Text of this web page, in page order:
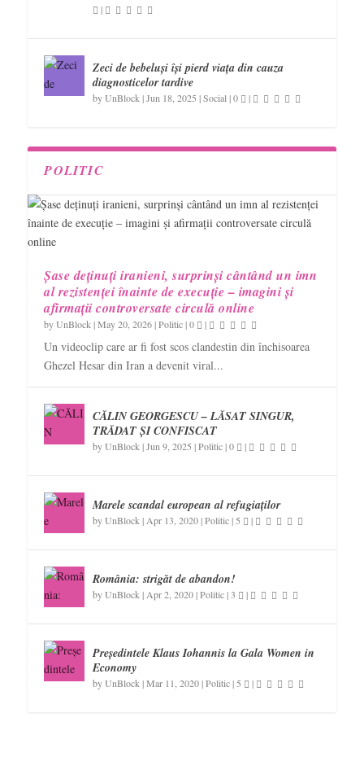
|
Zeci de bebeluși își pierd viața din cauza
diagnosticelor tardive
byUnBlock |Jun 18, 2025 |Social |0 |
POLITIC
Șase deținuți iranieni, surprinși cântând un imn
al rezistenței înainte de execuție – imagini și
afirmații controversate circulă online
byUnBlock |May 20, 2026|Politic|0 |
Un videoclip care ar fi fost scos clandestin din închisoarea
Ghezel Hesar din Iran a devenit viral...
CĂLIN GEORGESCU – LĂSAT SINGUR,
TRĂDAT ȘI CONFISCAT
byUnBlock |Jun 9, 2025 |Politic|0 |
Marele scandal european al refugiaților
byUnBlock | Apr 13, 2020|Politic| 5 |
România: strigăt de abandon!
byUnBlock | Apr 2, 2020|Politic|3 |
Președintele Klaus Iohannis la Gala Women in
Economy
byUnBlock |Mar 11, 2020|Politic| 5 |